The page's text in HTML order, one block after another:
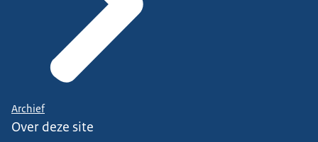
Archief
Over deze site